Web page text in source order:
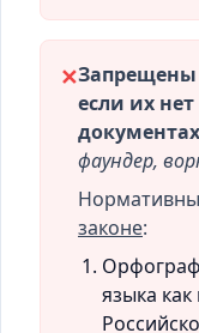
✕Запрещены
если их
фаундер,
законе:
языка как